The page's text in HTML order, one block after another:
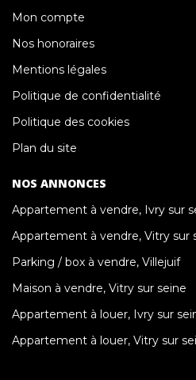
Mon compte
Nos honoraires
Mentions légales
Politique de confidentialité
Politique des cookies
Plan du site
NOS ANNONCES
Appartement à vendre, Ivry sur
Appartement à vendre, Vitry sur
Parking / box à vendre, Villejuif
Maison à vendre, Vitry sur seine
Appartement à louer, Ivry sur
Appartement à louer, Vitry sur